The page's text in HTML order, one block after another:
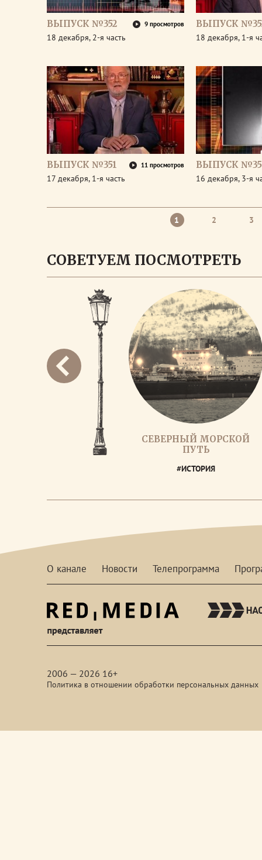
ВЫПУСК №352 9 просмотров
18 декабря, 2-я часть
ВЫПУСК
18 декабря, 1-я
ВЫПУСК №351 11 просмотров
17 декабря, 1-я часть
ВЫПУСК
16 декабря, 3-я
1 2 3
СОВЕТУЕМ ПОСМОТРЕТЬ
СЕВЕРНЫЙ МОРСКОЙ
ПУТЬ
#ИСТОРИЯ
О канале Новости Телепрограмма
2006 — 2026 16+
Политика в отношении обработки персональных данных